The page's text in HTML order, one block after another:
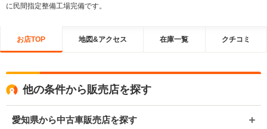
に民間指定整備工場完備です。
お店TOP 地図&アクセス 在庫一覧 クチコミ
他の条件から販売店を探す
愛知県から中古車販売店を探す